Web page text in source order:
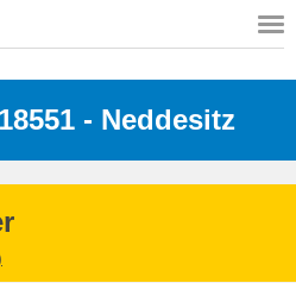
- Neddesitz